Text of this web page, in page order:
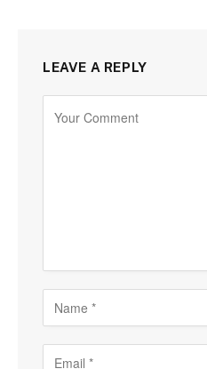
LEAVE A REPLY